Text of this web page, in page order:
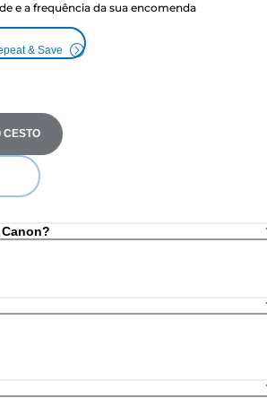
e a frequência da sua encomenda
& Save
CESTO